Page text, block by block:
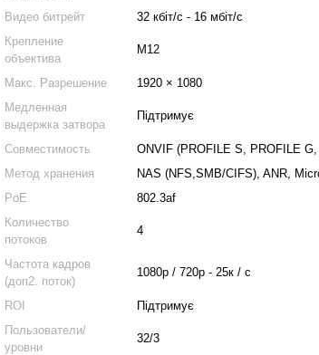
Видео битрейт
32 кбіт/с - 16 мбіт/с
Крепление
объектива
M12
Макс. Разрешение
1920 × 1080
Медленная
выдержка затвора
Підтримує
Совместимость
ONVIF (PROFILE S, PROFILE
Метод хранения
NAS (NFS,SMB/CIFS), ANR,
PoE
802.3af
Количество
потоков
4
Частота кадров
(доп2. поток)
1080р / 720р - 25к / с
ROI
Підтримує
Пользователи/
уровни
32/3